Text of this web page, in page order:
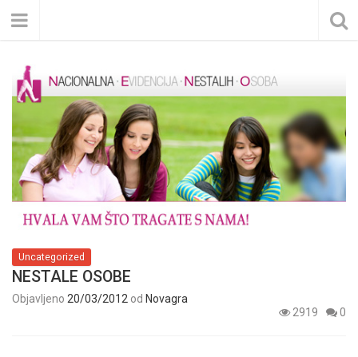
Uncategorized
NESTALE OSOBE
Objavljeno 20/03/2012 od Novagra
2919
0